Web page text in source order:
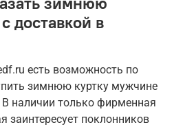
доставкой в
есть возможность по
зимнюю куртку мужчине
наличии только фирменная
заинтересует поклонников